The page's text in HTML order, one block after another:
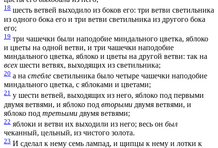
18 шесть ветвей выходило из боков его: три ветви светильника
из одного бока его и три ветви светильника из другого бока
его;
19 три чашечки были наподобие миндального цветка, яблоко
и цветы на одной ветви, и три чашечки наподобие
миндального цветка, яблоко и цветы на другой ветви: так на
всех шести ветвях, выходящих из светильника;
20 а на стебле светильника было четыре чашечки наподобие
миндального цветка, с яблоками и цветами;
21 у шести ветвей, выходящих из него, яблоко под первыми
двумя ветвями, и яблоко под вторыми двумя ветвями, и
яблоко под третьими двумя ветвями;
22 яблоки и ветви их выходили из него; весь он был
чеканный, цельный, из чистого золота.
23 И сделал к нему семь лампад, и щипцы к нему и лотки к